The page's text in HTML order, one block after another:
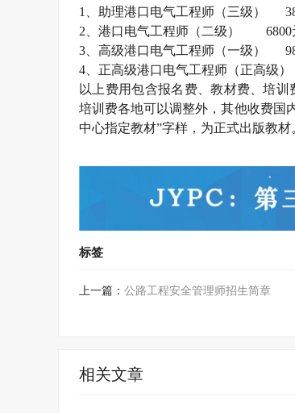
1
、助理港口电气工程师（三级）
2 、港口电气工程师（二级） 6800
3 、高级港口电气工程师（一级）
4 、正高级港口电气工程师（正高级）
以上费用包含报名费、教材费、培
培训费各地可以调整外，其他收费国
中心指定教材”字样，为正式出版教材
标签
上一篇： 公路工程安全管理师招生简章
相关文章